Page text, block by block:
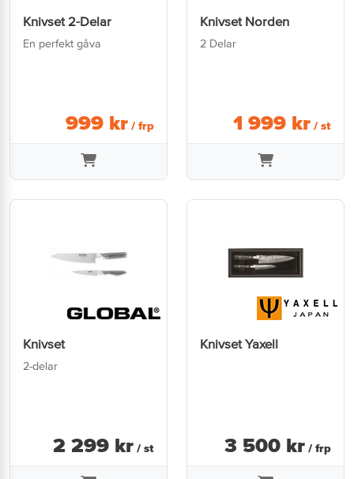
Knivset 2-Delar
En perfekt gåva
999 kr / frp
Knivset Norden
2 Delar
1 999 kr / st
Knivset
2-delar
2 299 kr / st
Knivset Yaxell
3 500 kr / frp